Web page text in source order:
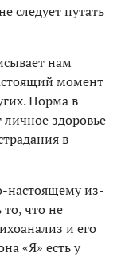
следует путать
нам
момент
Норма в
здоровье
в
настоящему из-
что не
и его
«Я» есть у